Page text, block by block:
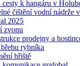
cesty k hangáru v
čištění vodní nádrže
2025
zvonu
prodejny a
rybníka
hřiště